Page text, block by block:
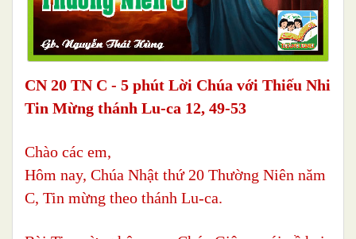
CN 20 TN C - 5 phút Lời Chúa với Thiếu Nhi
Tin Mừng thánh Lu-ca 12, 49-53
Chào các em,
Hôm nay, Chúa Nhật thứ 20 Thường Niên năm
C, Tin mừng theo thánh Lu-ca.